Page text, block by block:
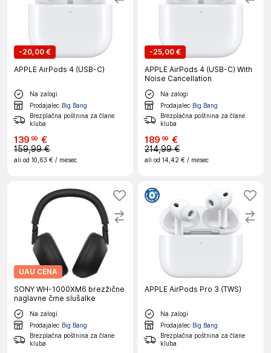
-20,00 €
APPLE AirPods 4 (USB-C)
Na zalogi
Prodajalec Big Bang
Brezplačna poštnina za člane
kluba
139 99 €
159,99 €
ali od 10,63 € / mesec
-25,00 €
APPLE AirPods 4 (USB-C) With
Noise Cancellation
Na zalogi
Prodajalec Big Bang
Brezplačna poštnina za člane
kluba
189 99 €
214,99 €
ali od 14,42 € / mesec
UAU CENA
SONY WH-1000XM6 brezžične
naglavne črne slušalke
Na zalogi
Prodajalec Big Bang
Brezplačna poštnina za člane
kluba
APPLE AirPods Pro 3 (TWS)
Na zalogi
Prodajalec Big Bang
Brezplačna poštnina za člane
kluba